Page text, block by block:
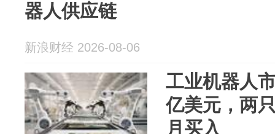
器人供应链
新浪财经 2026-08-06
工业机器人
亿美元，两
月买入